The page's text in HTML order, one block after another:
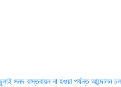
বাস্তবায়ন না হওয়া পর্যন্ত আন্দোলন চলবে: ডা: